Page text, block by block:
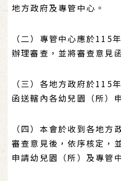
地方政府及專管中心。
（二）專管中心應於115
辦理審查，並將審查意見
（三）各地方政府於115
函送轄內各幼兒園（所）
（四）本會於收到各地方
審查意見後，依序核定，
申請幼兒園（所）及專管